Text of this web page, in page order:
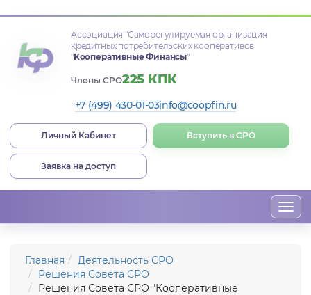
Ассоциация "Саморегулируемая организация
кредитных потребительских кооперативов
"Кооперативные Финансы"
Члены СРО225 КПК
+7 (499) 430-01-03info@coopfin.ru
Личный Кабинет Вступить в СРО
Заявка на доступ
Главная
Деятельность СРО
Решения Совета СРО
Решения Совета СРО "Кооперативные